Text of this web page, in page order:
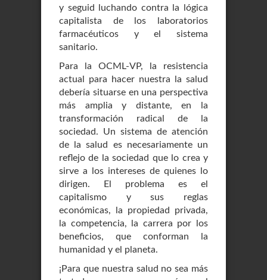
y seguid luchando contra la lógica
capitalista de los laboratorios
farmacéuticos y el sistema
sanitario.
Para la OCML-VP, la resistencia
actual para hacer nuestra la salud
debería situarse en una perspectiva
más amplia y distante, en la
transformación radical de la
sociedad. Un sistema de atención
de la salud es necesariamente un
reflejo de la sociedad que lo crea y
sirve a los intereses de quienes lo
dirigen. El problema es el
capitalismo y sus reglas
económicas, la propiedad privada,
la competencia, la carrera por los
beneficios, que conforman la
humanidad y el planeta.
¡Para que nuestra salud no sea más